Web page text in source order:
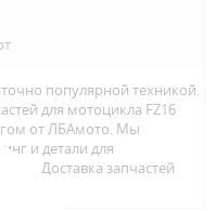
популярной техникой.
для мотоцикла FZ16
от ЛБАмото. Мы
и детали для
Доставка запчастей